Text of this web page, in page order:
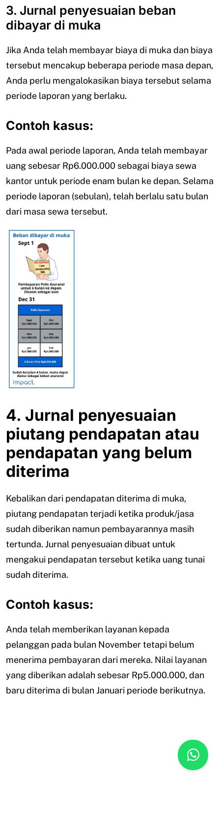
3. Jurnal penyesuaian beban
dibayar di muka
Jika Anda telah membayar biaya di muka dan biaya
tersebut mencakup beberapa periode masa depan,
Anda perlu mengalokasikan biaya tersebut selama
periode laporan yang berlaku.
Contoh kasus:
Pada awal periode laporan, Anda telah membayar
uang sebesar Rp6.000.000 sebagai biaya sewa
kantor untuk periode enam bulan ke depan. Selama
periode laporan (sebulan), telah berlalu satu bulan
dari masa sewa tersebut.
4. Jurnal penyesuaian
piutang pendapatan atau
pendapatan yang belum
diterima
Kebalikan dari pendapatan diterima di muka,
piutang pendapatan terjadi ketika produk/jasa
sudah diberikan namun pembayarannya masih
tertunda. Jurnal penyesuaian dibuat untuk
mengakui pendapatan tersebut ketika uang tunai
sudah diterima.
Contoh kasus:
Anda telah memberikan layanan kepada
pelanggan pada bulan November tetapi belum
menerima pembayaran dari mereka. Nilai layanan
yang diberikan adalah sebesar Rp5.000.000, dan
baru diterima di bulan Januari periode berikutnya.